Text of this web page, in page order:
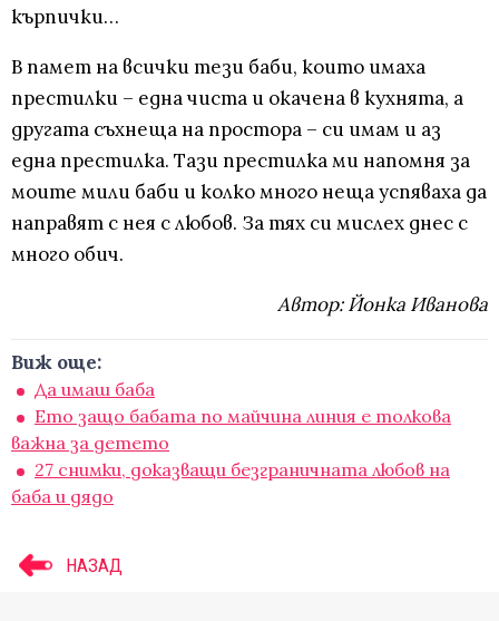
кърпички…
В памет на всички тези баби, които имаха
престилки – една чиста и окачена в кухнята, а
другата съхнеща на простора – си имам и аз
една престилка. Тази престилка ми напомня за
моите мили баби и колко много неща успяваха да
направят с нея с любов. За тях си мислех днес с
много обич.
Автор: Йонка Иванова
Виж още:
Да имаш баба
Ето защо бабата по майчина линия е толкова
важна за детето
27 снимки, доказващи безграничната любов на
баба и дядо
НАЗАД